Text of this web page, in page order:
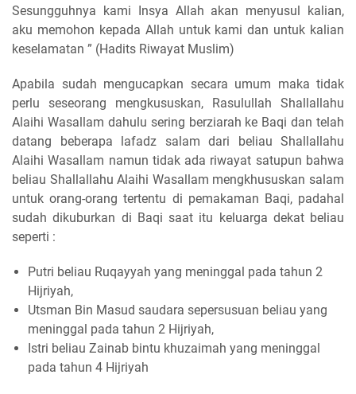
Sesungguhnya kami Insya Allah akan menyusul kalian,
aku memohon kepada Allah untuk kami dan untuk kalian
keselamatan ” (Hadits Riwayat Muslim)
Apabila sudah mengucapkan secara umum maka tidak
perlu seseorang mengkususkan, Rasulullah Shallallahu
Alaihi Wasallam dahulu sering berziarah ke Baqi dan telah
datang beberapa lafadz salam dari beliau Shallallahu
Alaihi Wasallam namun tidak ada riwayat satupun bahwa
beliau Shallallahu Alaihi Wasallam mengkhususkan salam
untuk orang-orang tertentu di pemakaman Baqi, padahal
sudah dikuburkan di Baqi saat itu keluarga dekat beliau
seperti :
Putri beliau Ruqayyah yang meninggal pada tahun 2
Hijriyah,
Utsman Bin Masud saudara sepersusuan beliau yang
meninggal pada tahun 2 Hijriyah,
Istri beliau Zainab bintu khuzaimah yang meninggal
pada tahun 4 Hijriyah